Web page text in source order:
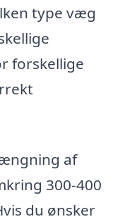
type væg
forskellige
af
300-400
du ønsker